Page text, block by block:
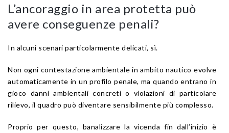
L’ancoraggio in area protetta può
avere conseguenze penali?
In alcuni scenari particolarmente delicati, sì.
Non ogni contestazione ambientale in ambito nautico evolve
automaticamente in un profilo penale, ma quando entrano in
gioco danni ambientali concreti o violazioni di particolare
rilievo, il quadro può diventare sensibilmente più complesso.
Proprio per questo, banalizzare la vicenda fin dall’inizio è